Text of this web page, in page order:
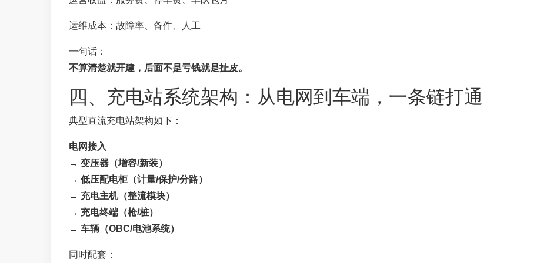
运维成本：故障率、备件、人工
一句话：
不算清楚就开建，后面不是亏钱就是扯皮。
四、充电站系统架构：从电网到车端，一条链打通
典型直流充电站架构如下：
电网接入
→ 变压器（增容/新装）
→ 低压配电柜（计量/保护/分路）
→ 充电主机（整流模块）
→ 充电终端（枪/桩）
→ 车辆（OBC/电池系统）
同时配套：